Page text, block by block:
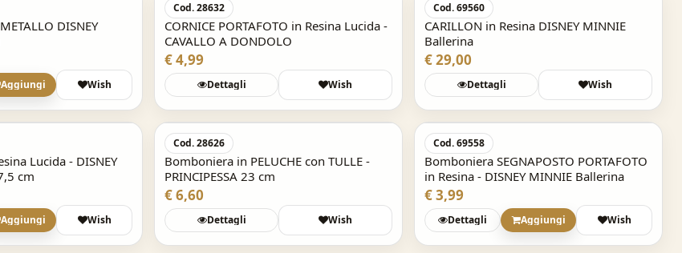
DISNEY
Aggiungi Wish
Cod. 28632
CORNICE PORTAFOTO in Resina Lucida -
CAVALLO A DONDOLO
€ 4,99
Dettagli Wish
Cod. 69560
CARILLON in Resina DISNEY MINNIE
Ballerina
€ 29,00
Dettagli Wish
Lucida - DISNEY
cm
Aggiungi Wish
Acquisto Veloce
Cod. 28626
Bomboniera in PELUCHE con TULLE -
PRINCIPESSA 23 cm
€ 6,60
Dettagli Wish
Cod. 69558
Bomboniera SEGNAPOSTO PORTAFOTO
in Resina - DISNEY MINNIE Ballerina
€ 3,99
Dettagli Aggiungi Wish
Acquisto Veloce